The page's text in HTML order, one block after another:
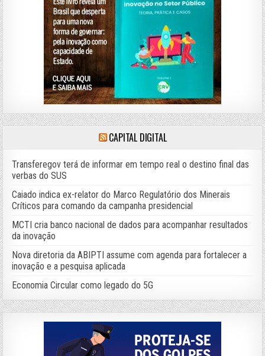
CAPITAL DIGITAL
Transferegov terá de informar em tempo real o destino final das
verbas do SUS
Caiado indica ex-relator do Marco Regulatório dos Minerais
Críticos para comando da campanha presidencial
MCTI cria banco nacional de dados para acompanhar resultados
da inovação
Nova diretoria da ABIPTI assume com agenda para fortalecer a
inovação e a pesquisa aplicada
Economia Circular como legado do 5G